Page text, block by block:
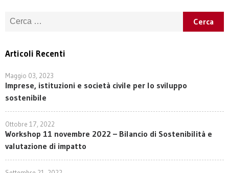
Ricerca per:
Articoli Recenti
Maggio 03, 2023
Imprese, istituzioni e società civile per lo sviluppo
sostenibile
Ottobre 17, 2022
Workshop 11 novembre 2022 – Bilancio di Sostenibilità e
valutazione di impatto